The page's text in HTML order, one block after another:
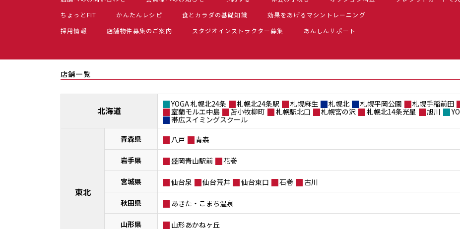
ちょっとFIT
かんたんレシピ 食とカラダの基礎知識
効果をあげるマシントレーニング
採用情報
店舗物件募集のご案内 スタジオインストラクター募集 あんしんサポート
店舗一覧
北海道
YOGA 札幌北24条 札幌北24条駅 札幌麻生 札幌北 札幌平岡公園 札幌手稲前田
室蘭モルエ中島
苫小牧柳町 札幌駅北口 札幌宮の沢 札幌北14条光星 旭川
帯広スイミングスクール
東北
青森県 八戸 青森
岩手県 盛岡青山駅前 花巻
宮城県 仙台泉 仙台荒井 仙台東口 石巻 古川
秋田県 あきた・こまち温泉
山形県 山形あかねヶ丘